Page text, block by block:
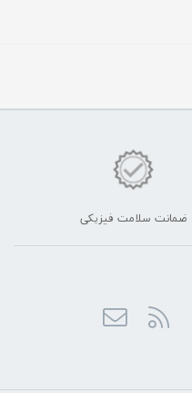
ضمانت سلامت فیزیکی